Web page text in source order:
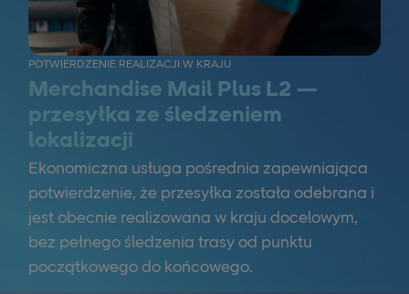
POTWIERDZENIE REALIZACJI W KRAJU
Merchandise Mail Plus L2 —
przesyłka ze śledzeniem
lokalizacji
Ekonomiczna usługa pośrednia zapewniająca
potwierdzenie, że przesyłka została odebrana i
jest obecnie realizowana w kraju docelowym,
bez pełnego śledzenia trasy od punktu
początkowego do końcowego.